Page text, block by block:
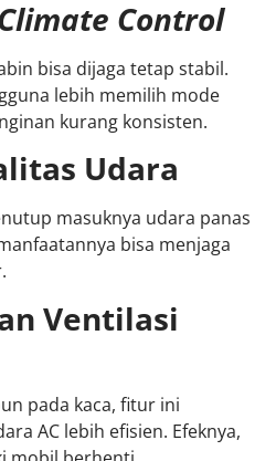
Control
bisa dijaga tetap stabil.
lebih memilih mode
kurang konsisten.
Udara
masuknya udara panas
bisa menjaga
Ventilasi
pada kaca, fitur ini
AC lebih efisien. Efeknya,